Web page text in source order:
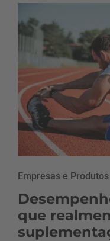
Empresas e Produtos
que